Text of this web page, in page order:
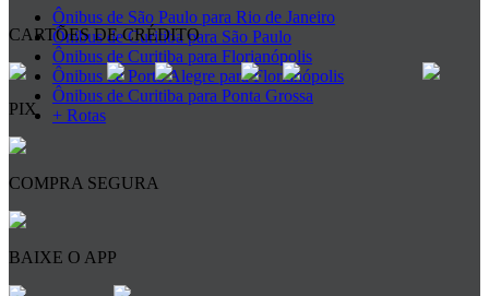
Ônibus de São Paulo para Rio de Janeiro
Ônibus de Curitiba para São Paulo
Ônibus de Curitiba para Florianópolis
Ônibus de Porto Alegre para Florianópolis
Ônibus de Curitiba para Ponta Grossa
+ Rotas
CARTÕES DE CRÉDITO
PIX
COMPRA SEGURA
BAIXE O APP